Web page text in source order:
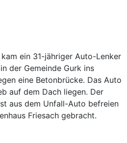
ein 31-jähriger Auto-Lenker
der Gemeinde Gurk ins
eine Betonbrücke. Das Auto
auf dem Dach liegen. Der
aus dem Unfall-Auto befreien
Friesach gebracht.